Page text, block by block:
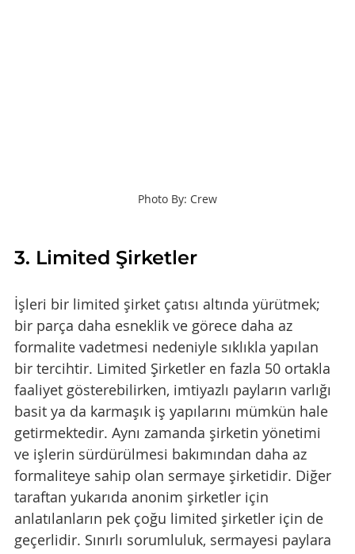
Photo By: Crew
3. Limited Şirketler
İşleri bir limited şirket çatısı altında yürütmek;
bir parça daha esneklik ve görece daha az
formalite vadetmesi nedeniyle sıklıkla yapılan
bir tercihtir. Limited Şirketler en fazla 50 ortakla
faaliyet gösterebilirken, imtiyazlı payların varlığı
basit ya da karmaşık iş yapılarını mümkün hale
getirmektedir. Aynı zamanda şirketin yönetimi
ve işlerin sürdürülmesi bakımından daha az
formaliteye sahip olan sermaye şirketidir. Diğer
taraftan yukarıda anonim şirketler için
anlatılanların pek çoğu limited şirketler için de
geçerlidir. Sınırlı sorumluluk, sermayesi paylara